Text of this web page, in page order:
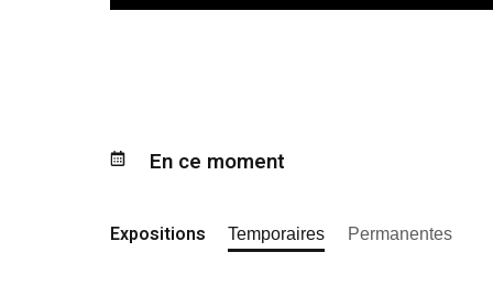
En ce moment
Expositions Temporaires Permanentes